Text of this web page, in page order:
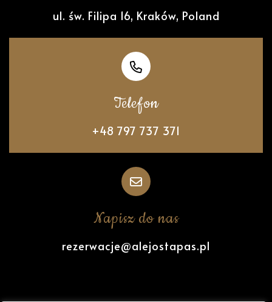
ul. św. Filipa 16, Kraków, Poland
Telefon
+48 797 737 371
Napisz do nas
rezerwacje@alejostapas.pl